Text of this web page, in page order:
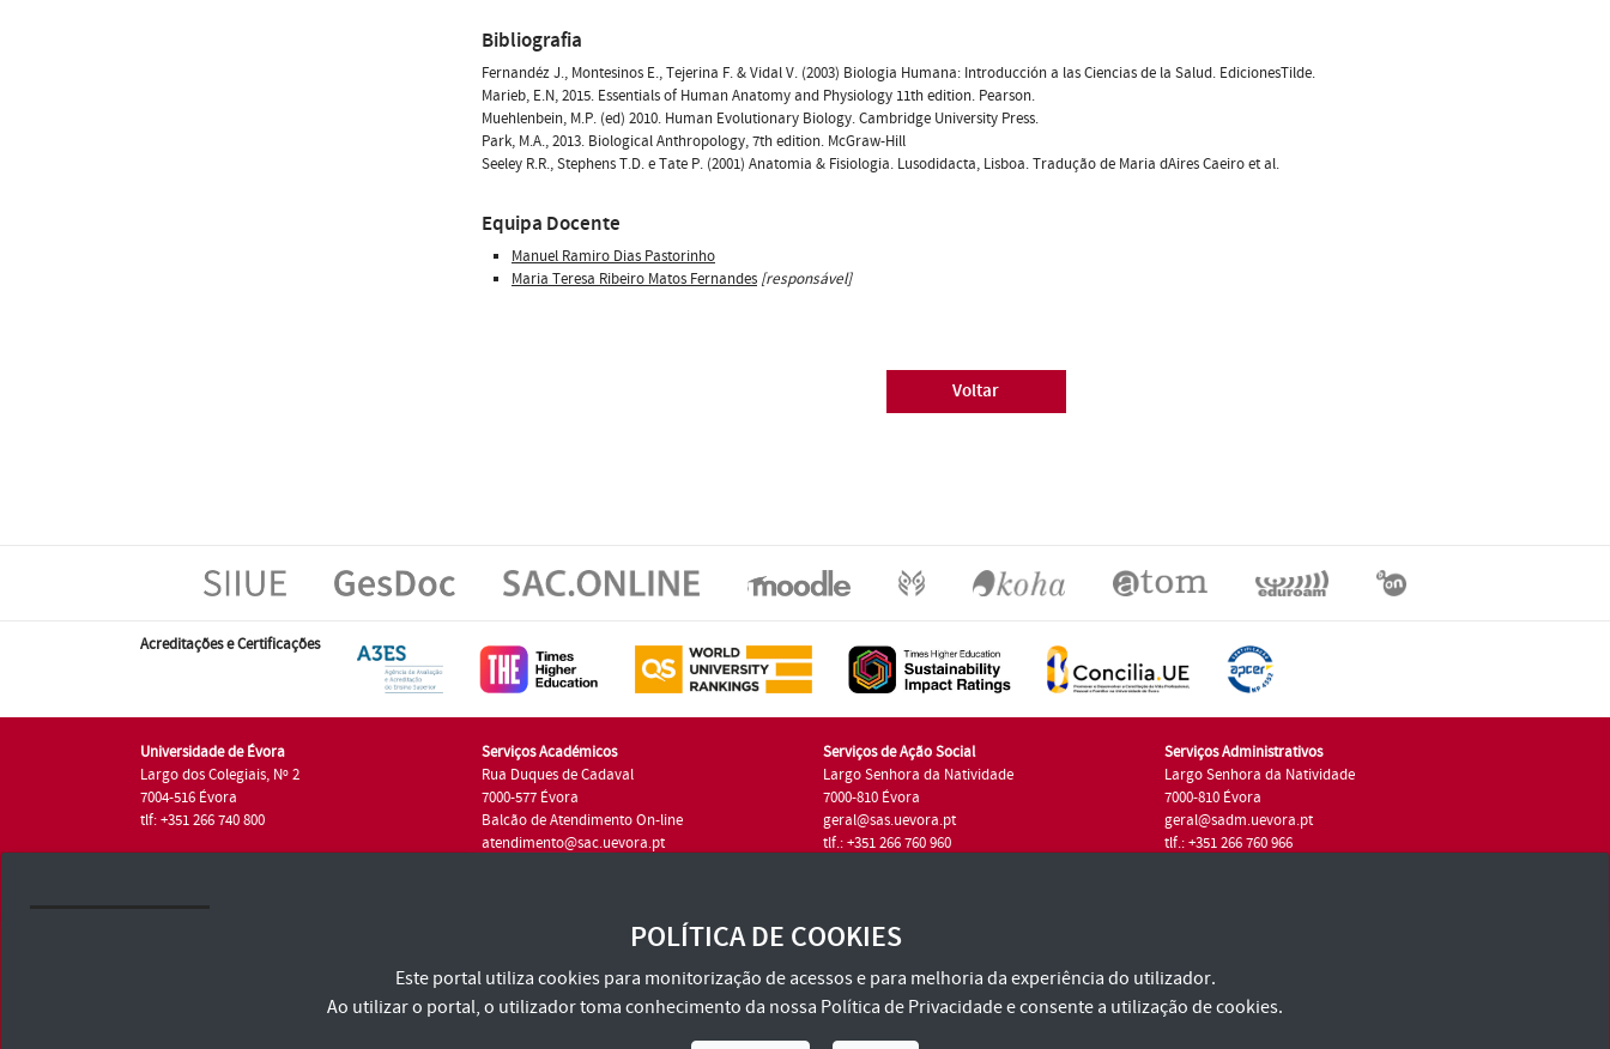
Bibliografia
Fernandéz J., Montesinos E., Tejerina F. & Vidal V. (2003) Biologia Humana: Introducción a las Ciencias de la Salud. EdicionesTilde.
Marieb, E.N, 2015. Essentials of Human Anatomy and Physiology 11th edition. Pearson.
Muehlenbein, M.P. (ed) 2010. Human Evolutionary Biology. Cambridge University Press.
Park, M.A., 2013. Biological Anthropology, 7th edition. McGraw-Hill
Seeley R.R., Stephens T.D. e Tate P. (2001) Anatomia & Fisiologia. Lusodidacta, Lisboa. Tradução de Maria dAires Caeiro et al.
Equipa Docente
Manuel Ramiro Dias Pastorinho
Maria Teresa Ribeiro Matos Fernandes [responsável]
Voltar
Acreditações e Certificações
Universidade de Évora
Largo dos Colegiais, Nº 2
7004-516 Évora
tlf: +351 266 740 800
Serviços Académicos
Rua Duques de Cadaval
7000-577 Évora
Balcão de Atendimento On-line
atendimento@sac.uevora.pt
Serviços de Ação Social
Largo Senhora da Natividade
7000-810 Évora
geral@sas.uevora.pt
tlf.: +351 266 760 960
Serviços Administrativos
Largo Senhora da Natividade
7000-810 Évora
geral@sadm.uevora.pt
tlf.: +351 266 760 966
Consulte os Termos e Condições e Política de Privacidade
POLÍTICA DE COOKIES
Este portal utiliza cookies para monitorização de acessos e para melhoria da experiência do utilizador.
Ao utilizar o portal, o utilizador toma conhecimento da nossa Política de Privacidadee consente a utilização de cookies.